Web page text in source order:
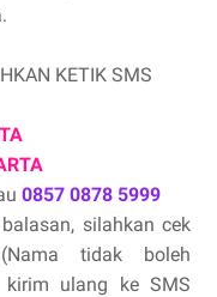
KETIK SMS
0857 0878 5999
silahkan cek
tidak boleh
kirim ulang ke SMS